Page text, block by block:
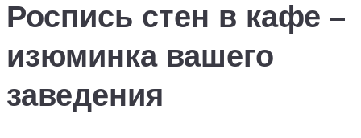
Роспись стен в кафе –
изюминка вашего
заведения